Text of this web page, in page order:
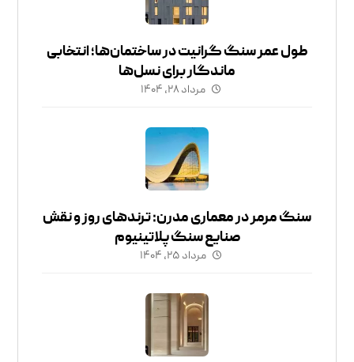
طول عمر سنگ گرانیت در ساختمان‌ها؛ انتخابی
ماندگار برای نسل‌ها
مرداد ۲۸, ۱۴۰۴
سنگ مرمر در معماری مدرن: ترندهای روز و نقش
صنایع سنگ پلاتینیوم
مرداد ۲۵, ۱۴۰۴